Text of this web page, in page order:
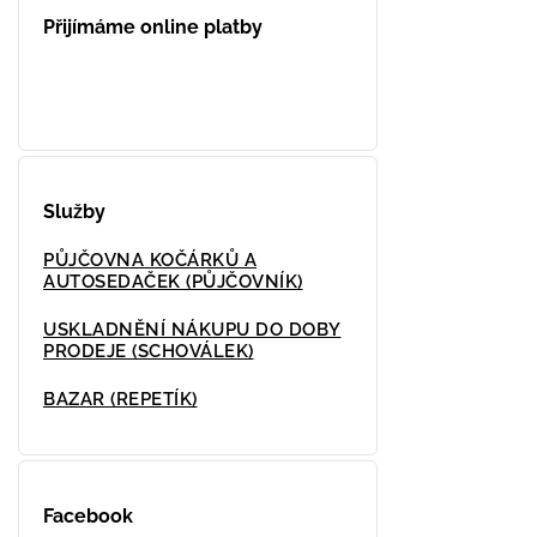
Přijímáme online platby
Služby
PŮJČOVNA KOČÁRKŮ A
AUTOSEDAČEK (PŮJČOVNÍK)
USKLADNĚNÍ NÁKUPU DO DOBY
PRODEJE (SCHOVÁLEK)
BAZAR (REPETÍK)
Facebook